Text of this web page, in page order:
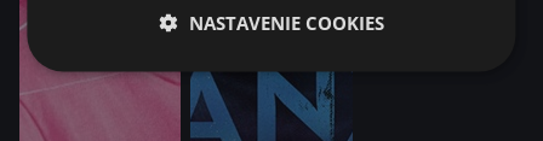
NASTAVENIE COOKIES